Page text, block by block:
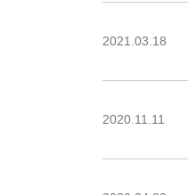
2021.03.18
2020.11.11